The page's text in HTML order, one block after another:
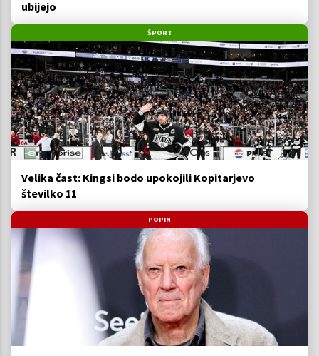
ubijejo
ŠPORT
Velika čast: Kingsi bodo upokojili Kopitarjevo
številko 11
POPIN